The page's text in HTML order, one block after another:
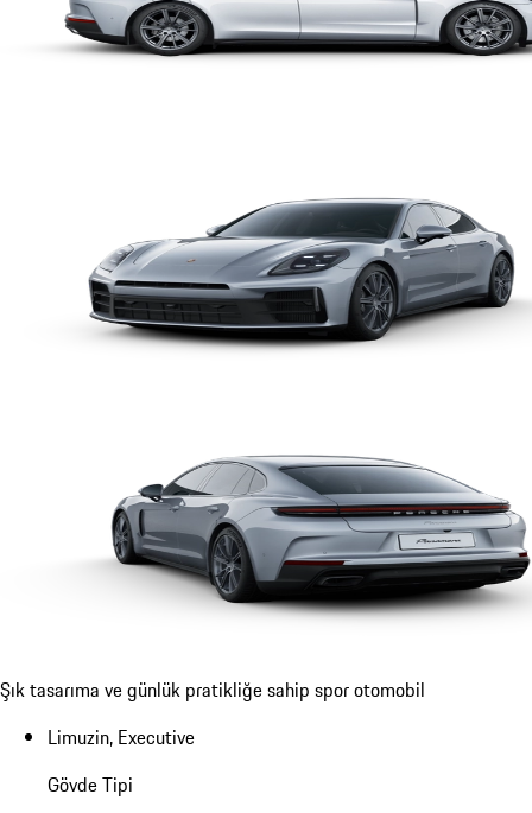
Şık tasarıma ve günlük pratikliğe sahip spor otomobil
Limuzin, Executive
Gövde Tipi